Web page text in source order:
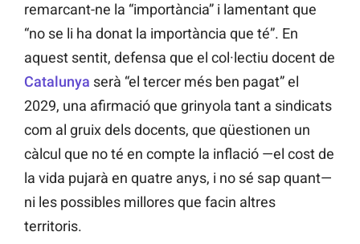
remarcant-ne la “importància” i lamentant que
“no se li ha donat la importància que té”. En
aquest sentit, defensa que el col·lectiu docent de
Catalunya serà “el tercer més ben pagat” el
2029, una afirmació que grinyola tant a sindicats
com al gruix dels docents, que qüestionen un
càlcul que no té en compte la inflació —el cost de
la vida pujarà en quatre anys, i no sé sap quant—
ni les possibles millores que facin altres
territoris.